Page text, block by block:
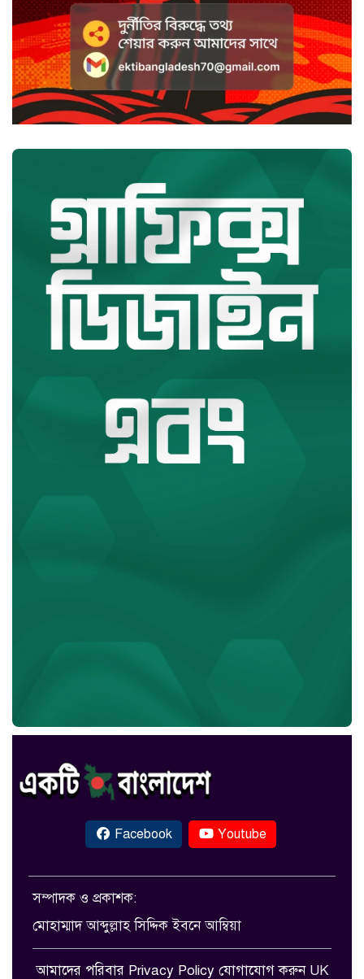
৭ অগাস্ট, ২০২৬ ৩:০৮ অপরাহ্ন
Facebook Youtube
সম্পাদক ও প্রকাশক:
মোহাম্মাদ আব্দুল্লাহ সিদ্দিক ইবনে আম্বিয়া
আমাদের পরিবার Privacy Policy যোগাযোগ করুনUK